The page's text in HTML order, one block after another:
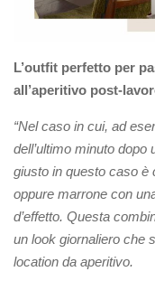
L’outfit perfetto per
all’aperitivo post-
“Nel caso in cui, ad
dell’ultimo minuto dopo
giusto in questo caso è
oppure marrone con
d’effetto. Questa
un look giornaliero che
location da aperitivo.